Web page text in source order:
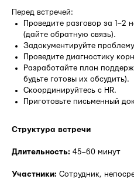
Перед встречей:
Проведите разговор за 1–2
(дайте обратную связь).
Задокументируйте
Проведите диагностику
Разработайте план
будьте готовы их обсудить).
Скоординируйтесь с HR.
Приготовьте письменный
Структура встречи
Длительность: 45–60 минут
Участники: Сотрудник,